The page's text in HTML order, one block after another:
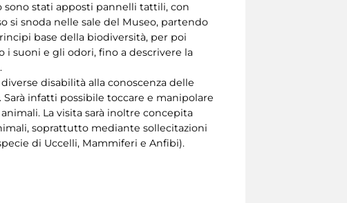
stati apposti pannelli tattili, con
si snoda nelle sale del Museo, partendo
base della biodiversità, per poi
suoni e gli odori, fino a descrivere la
disabilità alla conoscenza delle
infatti possibile toccare e manipolare
La visita sarà inoltre concepita
soprattutto mediante sollecitazioni
di Uccelli, Mammiferi e Anfibi).